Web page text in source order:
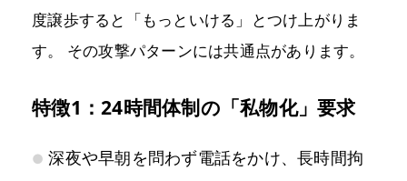
度譲歩すると「もっといける」とつけ上がりま
す。 その攻撃パターンには共通点があります。
特徴1：24時間体制の「私物化」要求
深夜や早朝を問わず電話をかけ、長時間拘